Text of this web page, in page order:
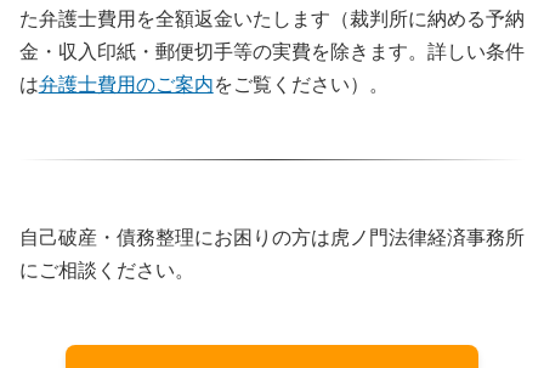
た弁護士費用を全額返金いたします（裁判所に納める予納
金・収入印紙・郵便切手等の実費を除きます。詳しい条件
は弁護士費用のご案内をご覧ください）。
自己破産・債務整理にお困りの方は虎ノ門法律経済事務所
にご相談ください。